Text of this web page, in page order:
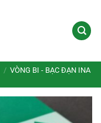
/ VÒNG BI - BẠC ĐẠN INA